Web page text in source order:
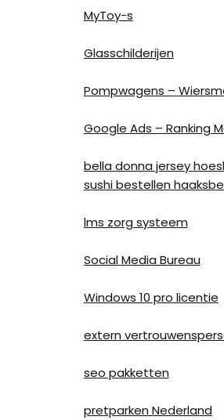
MyToy-s
Glasschilderijen
Pompwagens –
Google Ads – Ranking
bella donna jersey
sushi bestellen
lms zorg systeem
Social Media Bureau
Windows 10 pro licentie
extern
seo pakketten
pretparken Nederland